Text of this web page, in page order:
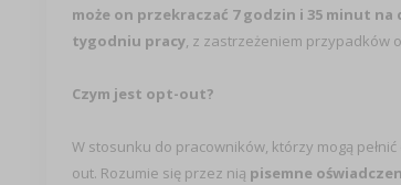
może on przekraczać 7 godzin i 35 minut
tygodniu pracy, z zastrzeżeniem przypadków
Czym jest opt-out?
W stosunku do pracowników, którzy mogą
out. Rozumie się przez nią pisemne